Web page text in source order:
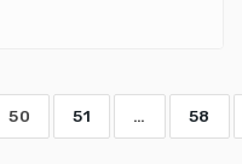
50 51 … 58